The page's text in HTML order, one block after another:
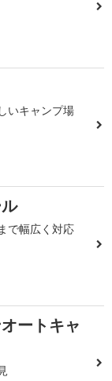
いキャンプ場
で幅広く対応
ートキャ